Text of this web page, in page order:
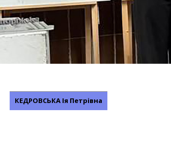
КЕДРОВСЬКА Ія Петрівна